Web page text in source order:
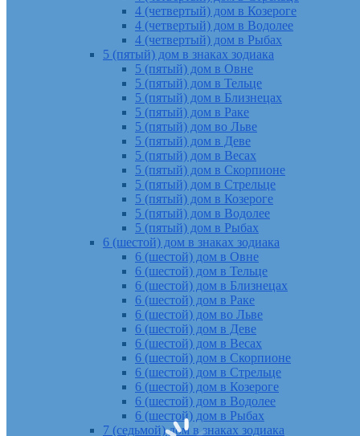
4 (четвертый) дом в Козероге
4 (четвертый) дом в Водолее
4 (четвертый) дом в Рыбах
5 (пятый) дом в знаках зодиака
5 (пятый) дом в Овне
5 (пятый) дом в Тельце
5 (пятый) дом в Близнецах
5 (пятый) дом в Раке
5 (пятый) дом во Льве
5 (пятый) дом в Деве
5 (пятый) дом в Весах
5 (пятый) дом в Скорпионе
5 (пятый) дом в Стрельце
5 (пятый) дом в Козероге
5 (пятый) дом в Водолее
5 (пятый) дом в Рыбах
6 (шестой) дом в знаках зодиака
6 (шестой) дом в Овне
6 (шестой) дом в Тельце
6 (шестой) дом в Близнецах
6 (шестой) дом в Раке
6 (шестой) дом во Льве
6 (шестой) дом в Деве
6 (шестой) дом в Весах
6 (шестой) дом в Скорпионе
6 (шестой) дом в Стрельце
6 (шестой) дом в Козероге
6 (шестой) дом в Водолее
6 (шестой) дом в Рыбах
7 (седьмой) дом в знаках зодиака